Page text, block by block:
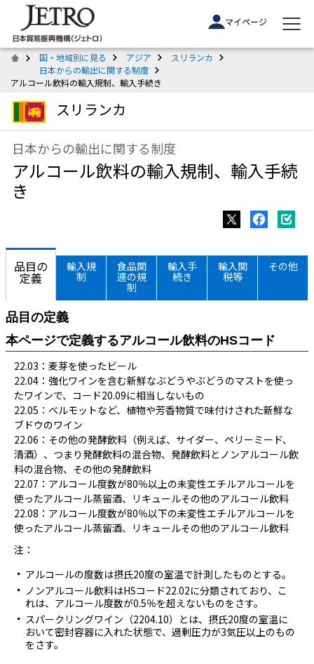
マイページ
国・地域別に見る アジア
スリランカ
日本からの輸出に関する制度
アルコール飲料の輸入規制、輸入手続き
スリランカ
日本からの輸出に関する制度
アルコール飲料の輸入規制、輸入手続
き
品目の
定義
輸入規
制
食品関
連の規
制
輸入手
続き
輸入関
税等
その他
品目の定義
本ページで定義するアルコール飲料のHSコード
22.03：麦芽を使ったビール
22.04：強化ワインを含む新鮮なぶどうやぶどうのマストを使っ
たワインで、コード20.09に相当しないもの
22.05：ベルモットなど、植物や芳香物質で味付けされた新鮮な
ブドウのワイン
22.06：その他の発酵飲料（例えば、サイダー、ペリーミード、
清酒）、つまり発酵飲料の混合物、発酵飲料とノンアルコール飲
料の混合物、その他の発酵飲料
22.07：アルコール度数が80％以上の未変性エチルアルコールを
使ったアルコール蒸留酒、リキュールその他のアルコール飲料
22.08：アルコール度数が80％以下の未変性エチルアルコールを
使ったアルコール蒸留酒、リキュールその他のアルコール飲料
注：
アルコールの度数は摂氏20度の室温で計測したものとする。
ノンアルコール飲料はHSコード22.02に分類されており、こ
れは、アルコール度数が0.5％を超えないものをさす。
スパークリングワイン（2204.10）とは、摂氏20度の室温に
おいて密封容器に入れた状態で、過剰圧力が3気圧以上のもの
をさす。